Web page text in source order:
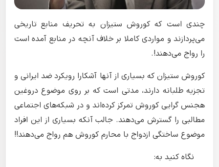
چندی است که کوروش ستیزان به تحریف منابع تاریخی
می‌پردازند و مواردی کاملا بر خلاف آنچه در منابع آمده است
را رواج می‌دهند!.
کوروش ستیزان که بسیاری از آنها آشکارا رویکرد ضد ایرانی و
تجزیه طلبانه دارند، مدتی است که بر روی موضوع دروغین
هجنس گرایی کوروش تمرکز کرده‌اند و در شبکه‌های اجتماعی
مطالبی را گسترش می‌دهند. جالب آنکه بسیاری از این افراد
موضوع ساختگی ازدواج با محارم کوروش هم رواج می‌دهند!!
نگاه کنید به: